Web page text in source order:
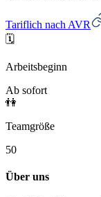
Tariflich nach AVR
🗓️
Arbeitsbeginn
Ab sofort
👫
Teamgröße
50
Über uns